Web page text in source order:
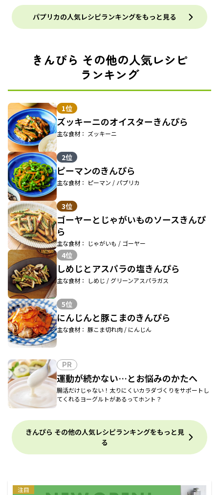
パプリカの人気レシピランキングをもっと見る
きんぴら その他の人気レシピ
ランキング
1位
ズッキーニのオイスターきんぴら
主な食材： ズッキーニ
2位
ピーマンのきんぴら
主な食材： ピーマン / パプリカ
3位
ゴーヤーとじゃがいものソースきんぴ
ら
主な食材： じゃがいも / ゴーヤー
4位
しめじとアスパラの塩きんぴら
主な食材： しめじ / グリーンアスパラガス
5位
にんじんと豚こまのきんぴら
主な食材： 豚こま切れ肉 / にんじん
PR
運動が続かない…とお悩みのかたへ
腸活だけじゃない！太りにくいカラダづくりをサポートし
てくれるヨーグルトがあるってホント？
きんぴら その他の人気レシピランキングをもっと見
る
注目